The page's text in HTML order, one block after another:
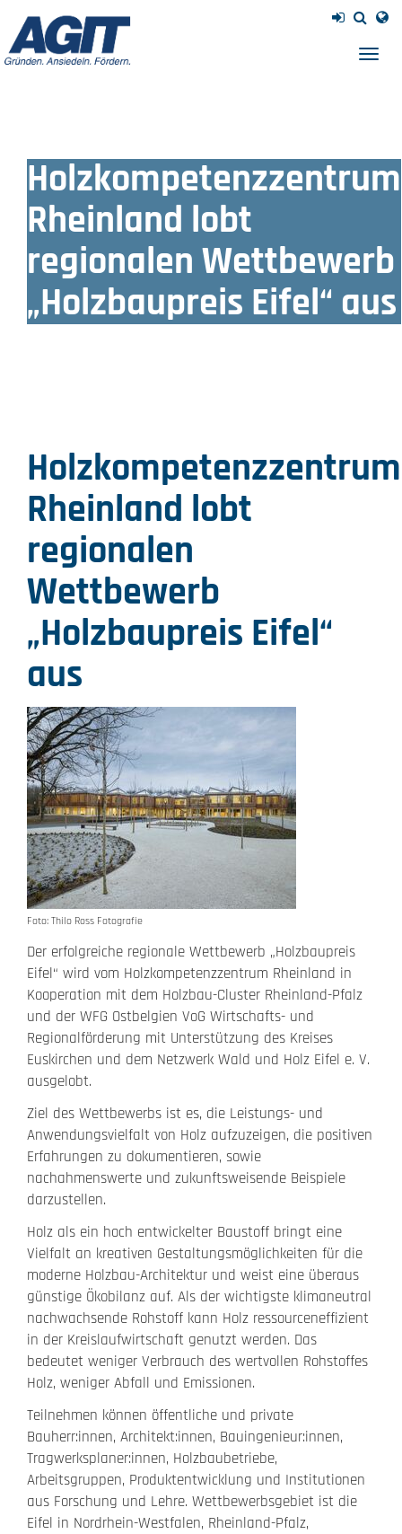
Holzkompetenzzentrum
Rheinland lobt
regionalen Wettbewerb
„Holzbaupreis Eifel“ aus
Holzkompetenzzentrum
Rheinland lobt
regionalen
Wettbewerb
„Holzbaupreis Eifel“
aus
Foto: Thilo Ross Fotografie
Der erfolgreiche regionale Wettbewerb „Holzbaupreis
Eifel“ wird vom Holzkompetenzzentrum Rheinland in
Kooperation mit dem Holzbau-Cluster Rheinland-Pfalz
und der WFG Ostbelgien VoG Wirtschafts- und
Regionalförderung mit Unterstützung des Kreises
Euskirchen und dem Netzwerk Wald und Holz Eifel e. V.
ausgelobt.
Ziel des Wettbewerbs ist es, die Leistungs- und
Anwendungsvielfalt von Holz aufzuzeigen, die positiven
Erfahrungen zu dokumentieren, sowie
nachahmenswerte und zukunftsweisende Beispiele
darzustellen.
Holz als ein hoch entwickelter Baustoff bringt eine
Vielfalt an kreativen Gestaltungsmöglichkeiten für die
moderne Holzbau-Architektur und weist eine überaus
günstige Ökobilanz auf. Als der wichtigste klimaneutral
nachwachsende Rohstoff kann Holz ressourceneffizient
in der Kreislaufwirtschaft genutzt werden. Das
bedeutet weniger Verbrauch des wertvollen Rohstoffes
Holz, weniger Abfall und Emissionen.
Teilnehmen können öffentliche und private
Bauherr:innen, Architekt:innen, Bauingenieur:innen,
Tragwerksplaner:innen, Holzbaubetriebe,
Arbeitsgruppen, Produktentwicklung und Institutionen
aus Forschung und Lehre. Wettbewerbsgebiet ist die
Eifel in Nordrhein-Westfalen, Rheinland-Pfalz,